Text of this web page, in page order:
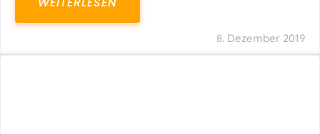
8. Dezember 2019